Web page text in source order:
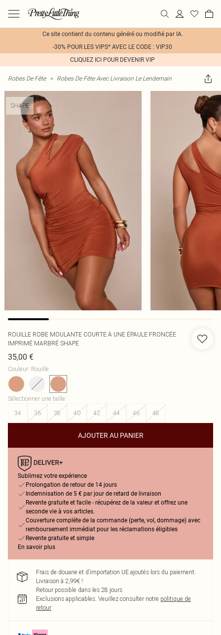
Ce site contient du contenu généré ou modifié par IA.
-30% POUR LES VIPS* AVEC LE CODE : VIP30
CLIQUEZ ICI POUR DEVENIR VIP
Robes De Fête > Robes De Fête Avec Livraison Le Lendemain
SHAPE
ROUILLE ROBE MOULANTE COURTE À UNE ÉPAULE FRONCÉE
IMPRIMÉ MARBRÉ SHAPE
35,00 €
Couleur: Rouille
Sélectionner une taille:
34
36 38 40 42 44 46 48
AJOUTER AU PANIER
Sublimez votre expérience
Prolongation de retour de 14 jours
Indemnisation de 5 € par jour de retard de livraison
Revente gratuite et facile - récupérez de la valeur et offrez une
seconde vie à vos articles.
Couverture complète de la commande (perte, vol, dommage) avec
remboursement immédiat pour les réclamations éligibles
Revente gratuite et simple
En savoir plus
Frais de douane et d’importation UE ajoutés lors du paiement.
Livraison à 2,99€ !
Retour possible dans les 28 jours
Exclusions applicables. Veuillez consulter notre politique de
retour